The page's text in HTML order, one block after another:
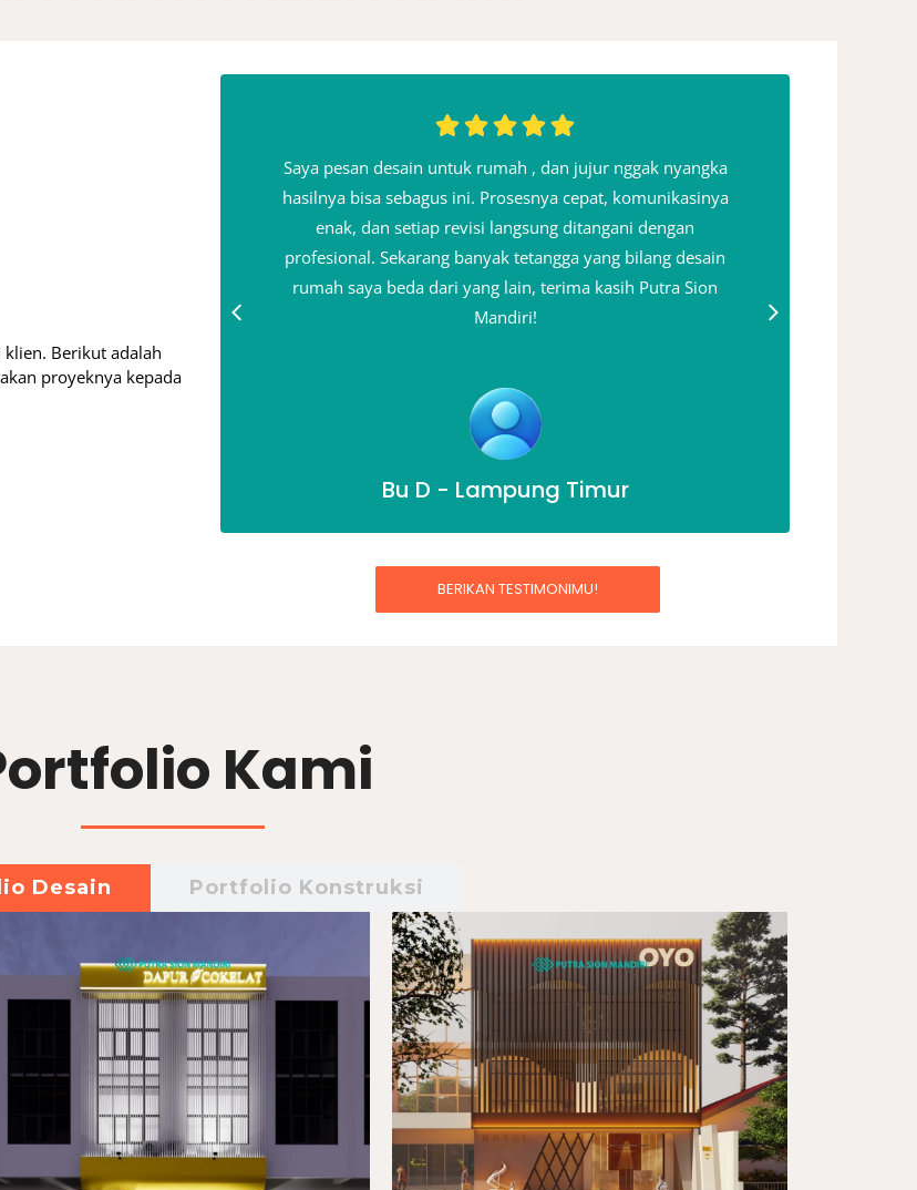
Berikut adalah
proyeknya kepada
banget — modern
puas banget
Bu D - Lampung Timur
Saya pesan desain untuk rumah , dan jujur nggak nyangka
hasilnya bisa sebagus ini. Prosesnya cepat, komunikasinya
enak, dan setiap revisi langsung ditangani dengan
profesional. Sekarang banyak tetangga yang bilang desain
rumah saya beda dari yang lain, terima kasih Putra Sion
Mandiri!
BERIKAN TESTIMONIMU!
Kami
Desain Portfolio Konstruksi